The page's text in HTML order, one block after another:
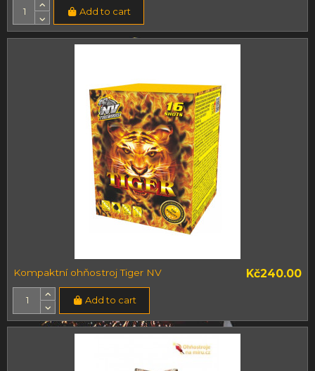
Add to cart
Kompaktní ohňostroj Tiger NV Kč240.00
Add to cart